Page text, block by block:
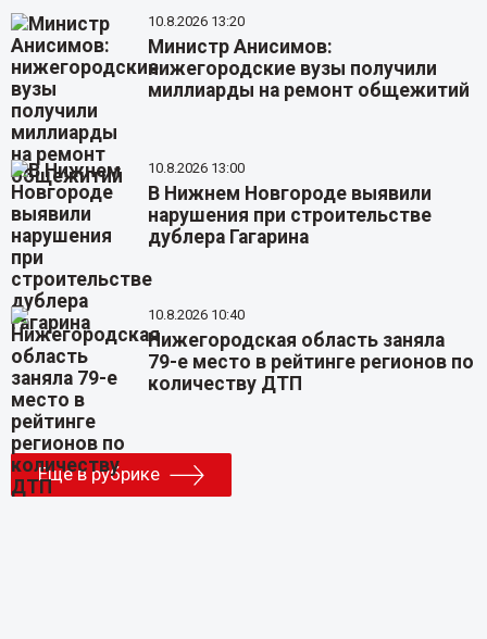
10.8.2026 13:20
Министр Анисимов:
нижегородские вузы получили
миллиарды на ремонт общежитий
10.8.2026 13:00
В Нижнем Новгороде выявили
нарушения при строительстве
дублера Гагарина
10.8.2026 10:40
Нижегородская область заняла
79-е место в рейтинге регионов по
количеству ДТП
Еще в рубрике